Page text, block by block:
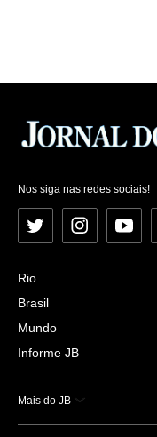
Nos siga nas redes sociais!
Twitter Instagram
Rio
Brasil
Mundo
Informe JB
Mais do JB
Esportes